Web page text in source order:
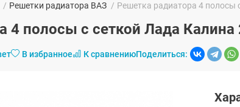
/ Решетки радиатора ВАЗ / Решетка радиатора 4 полосы
4 полосы с сеткой Лада
В избранное К сравнениюПоделиться: